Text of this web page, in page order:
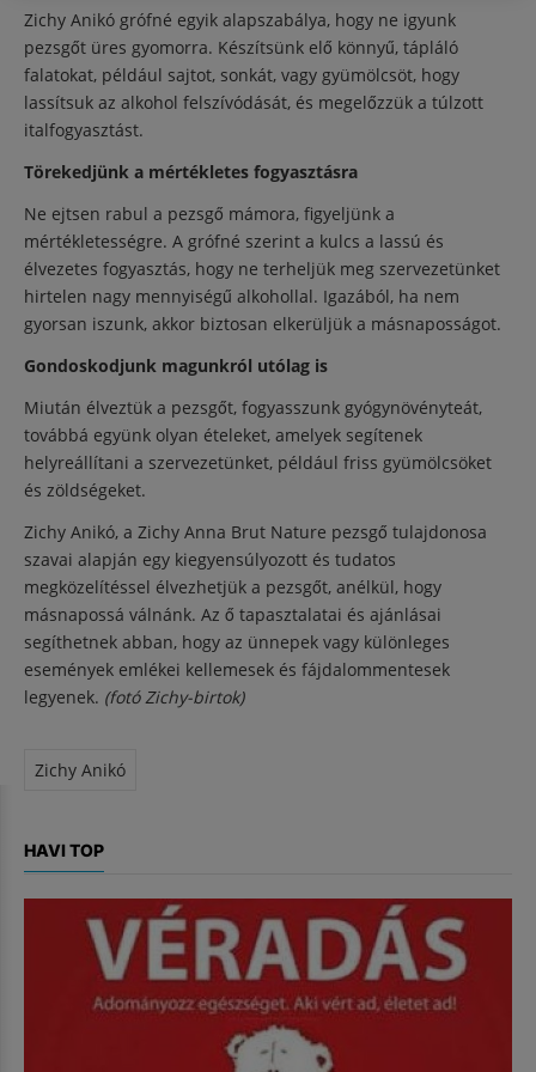
Zichy Anikó grófné egyik alapszabálya, hogy ne igyunk
pezsgőt üres gyomorra. Készítsünk elő könnyű, tápláló
falatokat, például sajtot, sonkát, vagy gyümölcsöt, hogy
lassítsuk az alkohol felszívódását, és megelőzzük a túlzott
italfogyasztást.
Törekedjünk a mértékletes fogyasztásra
Ne ejtsen rabul a pezsgő mámora, figyeljünk a
mértékletességre. A grófné szerint a kulcs a lassú és
élvezetes fogyasztás, hogy ne terheljük meg szervezetünket
hirtelen nagy mennyiségű alkohollal. Igazából, ha nem
gyorsan iszunk, akkor biztosan elkerüljük a másnaposságot.
Gondoskodjunk magunkról utólag is
Miután élveztük a pezsgőt, fogyasszunk gyógynövényteát,
továbbá együnk olyan ételeket, amelyek segítenek
helyreállítani a szervezetünket, például friss gyümölcsöket
és zöldségeket.
Zichy Anikó, a Zichy Anna Brut Nature pezsgő tulajdonosa
szavai alapján egy kiegyensúlyozott és tudatos
megközelítéssel élvezhetjük a pezsgőt, anélkül, hogy
másnapossá válnánk. Az ő tapasztalatai és ajánlásai
segíthetnek abban, hogy az ünnepek vagy különleges
események emlékei kellemesek és fájdalommentesek
legyenek. (fotó Zichy-birtok)
Zichy Anikó
HAVI TOP